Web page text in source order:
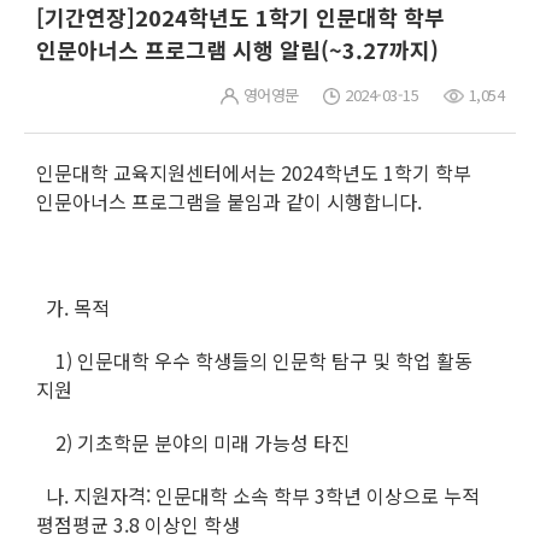
[기간연장]2024학년도 1학기 인문대학 학부
인문아너스 프로그램 시행 알림(~3.27까지)
영어영문 2024-03-15 1,054
인문대학 교육지원센터에서는 2024학년도 1학기 학부
인문아너스 프로그램을 붙임과 같이 시행합니다.
가. 목적
1) 인문대학 우수 학생들의 인문학 탐구 및 학업 활동
지원
2) 기초학문 분야의 미래 가능성 타진
나. 지원자격: 인문대학 소속 학부 3학년 이상으로 누적
평점평균 3.8 이상인 학생